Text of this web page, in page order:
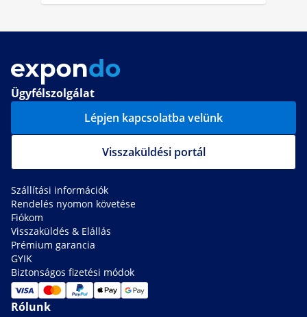
Ügyfélszolgálat
Lépjen kapcsolatba velünk
Visszaküldési portál
Szállítási információk
Rendelés nyomon követése
Fiókom
Visszaküldés & Elállás
Prémium garancia
GYIK
Biztonságos fizetési módok
Rólunk